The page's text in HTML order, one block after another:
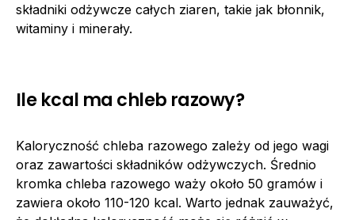
składniki odżywcze całych ziaren, takie jak błonnik,
witaminy i minerały.
Ile kcal ma chleb razowy?
Kaloryczność chleba razowego zależy od jego wagi
oraz zawartości składników odżywczych. Średnio
kromka chleba razowego waży około 50 gramów i
zawiera około 110-120 kcal. Warto jednak zauważyć,